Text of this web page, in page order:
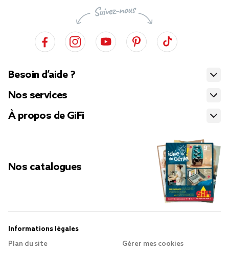
Besoin d’aide ?
Nos services
À propos de GiFi
Nos catalogues
Informations légales
Plan du site
Gérer mes cookies